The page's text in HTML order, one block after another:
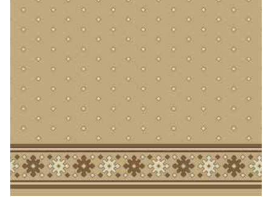
Büyütmek için tıklayın